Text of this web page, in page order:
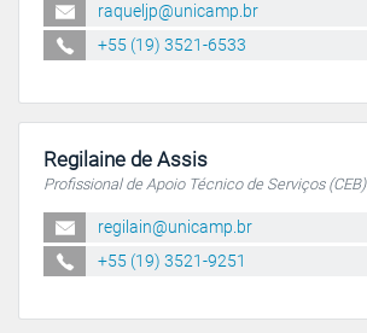
raqueljp@unicamp.br
+55 (19) 3521-6533
Regilaine de Assis
Profissional de Apoio Técnico de Serviços (CEB)
regilain@unicamp.br
+55 (19) 3521-9251